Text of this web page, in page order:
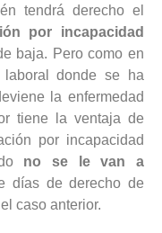
tendrá derecho el
por incapacidad
baja. Pero como en
donde se ha
la enfermedad
tiene la ventaja de
por incapacidad
no se le van a
días de derecho de
caso anterior.